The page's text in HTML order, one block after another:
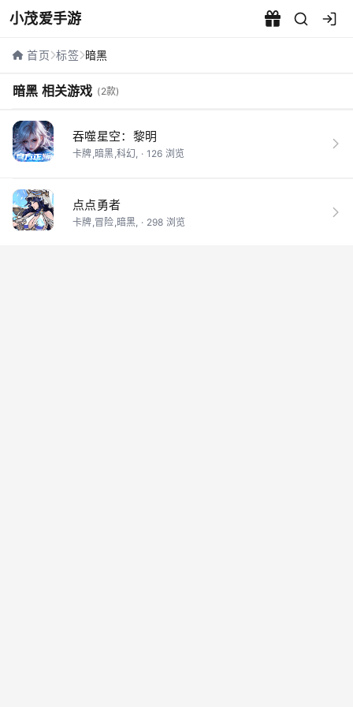
小茂爱手游
暗黑相关游戏 - 小茂爱手游
首页 标签 暗黑
暗黑 相关游戏 (2款)
吞噬星空：黎明
卡牌,暗黑,科幻, · 126 浏览
点点勇者
卡牌,冒险,暗黑, · 298 浏览